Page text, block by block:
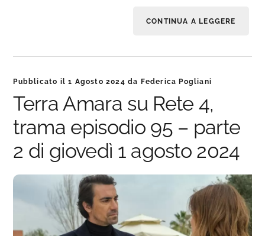
CONTINUA A LEGGERE
Pubblicato il1 Agosto 2024 da Federica Pogliani
Terra Amara su Rete 4,
trama episodio 95 – parte
2 di giovedì 1 agosto 2024